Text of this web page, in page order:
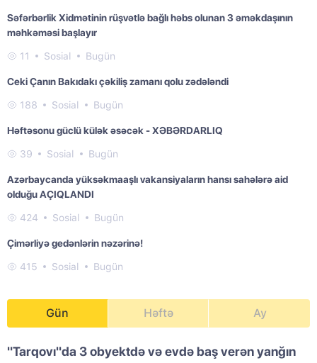
Səfərbərlik Xidmətinin rüşvətlə bağlı həbs olunan 3 əməkdaşının
məhkəməsi başlayır
11 Sosial Bugün
Ceki Çanın Bakıdakı çəkiliş zamanı qolu zədələndi
188 Sosial Bugün
Həftəsonu güclü külək əsəcək - XƏBƏRDARLIQ
39 Sosial Bugün
Azərbaycanda yüksəkmaaşlı vakansiyaların hansı sahələrə aid
olduğu AÇIQLANDI
424 Sosial Bugün
Çimərliyə gedənlərin nəzərinə!
415 Sosial Bugün
Gün Həftə Ay
"Tarqovı"da 3 obyektdə və evdə baş verən yanğın